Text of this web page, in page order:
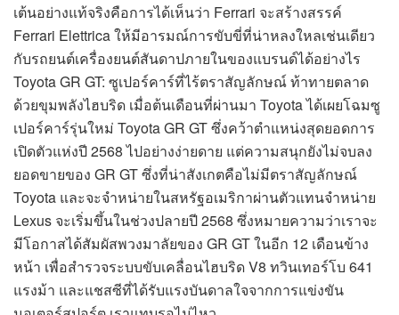
เต้นอย่างแท้จริงคือการได้เห็นว่า Ferrari จะสร้างสรรค์
Ferrari Elettrica ให้มีอารมณ์การขับขี่ที่น่าหลงใหลเช่นเดียว
กับรถยนต์เครื่องยนต์สันดาปภายในของแบรนด์ได้อย่างไร
Toyota GR GT: ซูเปอร์คาร์ที่ไร้ตราสัญลักษณ์ ท้าทายตลาด
ด้วยขุมพลังไฮบริด เมื่อต้นเดือนที่ผ่านมา Toyota ได้เผยโฉมซู
เปอร์คาร์รุ่นใหม่ Toyota GR GT ซึ่งคว้าตำแหน่งสุดยอดการ
เปิดตัวแห่งปี 2568 ไปอย่างง่ายดาย แต่ความสนุกยังไม่จบลง
ยอดขายของ GR GT ซึ่งที่น่าสังเกตคือไม่มีตราสัญลักษณ์
Toyota และจะจำหน่ายในสหรัฐอเมริกาผ่านตัวแทนจำหน่าย
Lexus จะเริ่มขึ้นในช่วงปลายปี 2568 ซึ่งหมายความว่าเราจะ
มีโอกาสได้สัมผัสพวงมาลัยของ GR GT ในอีก 12 เดือนข้าง
หน้า เพื่อสำรวจระบบขับเคลื่อนไฮบริด V8 ทวินเทอร์โบ 641
แรงม้า และแชสซีที่ได้รับแรงบันดาลใจจากการแข่งขัน